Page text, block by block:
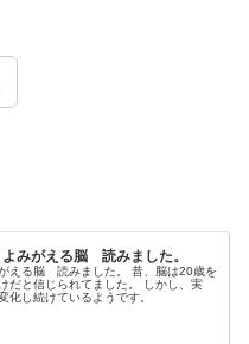
よみがえる脳 読みました。
える脳 読みました。 昔、脳は20歳を
だと信じられてました。 しかし、実
し続けているようです。